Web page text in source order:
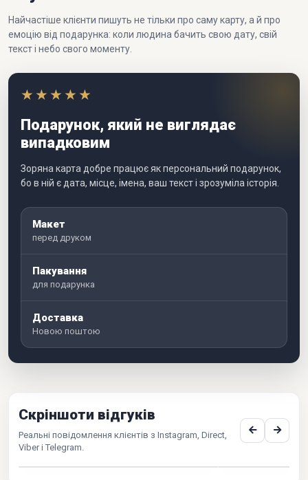
Найчастіше клієнти пишуть не тільки про саму карту, а й про
емоцію від подарунка: коли людина бачить свою дату, свій
текст і небо свого моменту.
★★★★★
Подарунок, який не виглядає
випадковим
Зоряна карта добре працює як персональний подарунок,
бо в ній є дата, місце, імена, ваш текст і зрозуміла історія.
Макет
перед друком
Пакування
для подарунка
Доставка
Новою поштою
Скріншоти відгуків
Реальні повідомлення клієнтів з Instagram, Direct,
Viber і Telegram.